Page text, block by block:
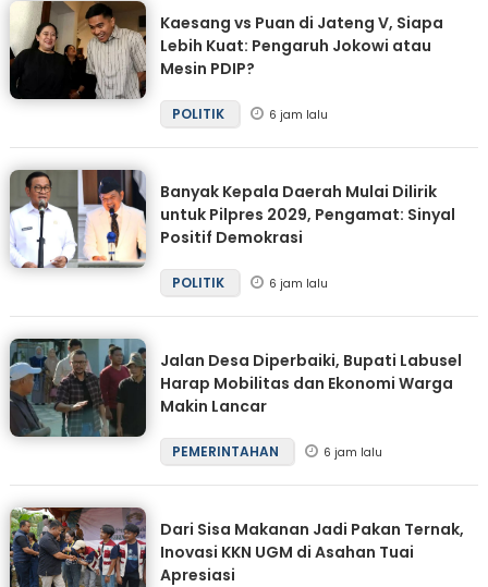
Kaesang vs Puan di Jateng V, Siapa
Lebih Kuat: Pengaruh Jokowi atau
Mesin PDIP?
POLITIK 6 jam lalu
Banyak Kepala Daerah Mulai Dilirik
untuk Pilpres 2029, Pengamat: Sinyal
Positif Demokrasi
POLITIK 6 jam lalu
Jalan Desa Diperbaiki, Bupati Labusel
Harap Mobilitas dan Ekonomi Warga
Makin Lancar
PEMERINTAHAN 6 jam lalu
Dari Sisa Makanan Jadi Pakan Ternak,
Inovasi KKN UGM di Asahan Tuai
Apresiasi